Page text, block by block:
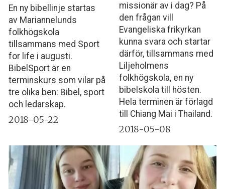
En ny bibellinje startas
av Mariannelunds
folkhögskola
tillsammans med Sport
for life i augusti.
BibelSport är en
terminskurs som vilar på
tre olika ben: Bibel, sport
och ledarskap.
2018-05-22
missionär av i dag? På
den frågan vill
Evangeliska frikyrkan
kunna svara och startar
därför, tillsammans med
Liljeholmens
folkhögskola, en ny
bibelskola till hösten.
Hela terminen är förlagd
till Chiang Mai i Thailand.
2018-05-08